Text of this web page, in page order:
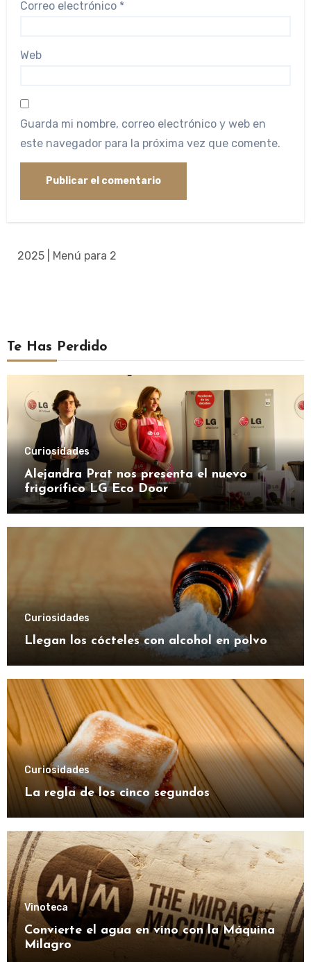
Correo electrónico *
Web
Guarda mi nombre, correo electrónico y web en
este navegador para la próxima vez que comente.
2025 | Menú para 2
Te Has Perdido
Curiosidades
Alejandra Prat nos presenta el nuevo
frigorífico LG Eco Door
Curiosidades
Llegan los cócteles con alcohol en polvo
Curiosidades
La regla de los cinco segundos
Vinoteca
Convierte el agua en vino con la Máquina
Milagro